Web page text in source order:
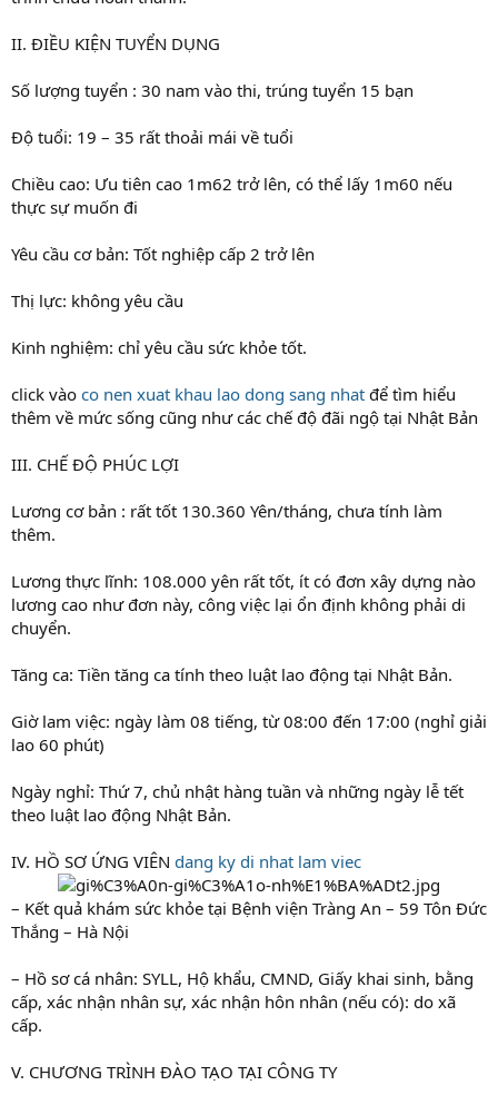
II. ĐIỀU KIỆN TUYỂN DỤNG
Số lượng tuyển : 30 nam vào thi, trúng tuyển 15 bạn
Độ tuổi: 19 – 35 rất thoải mái về tuổi
Chiều cao: Ưu tiên cao 1m62 trở lên, có thể lấy 1m60 nếu
thực sự muốn đi
Yêu cầu cơ bản: Tốt nghiệp cấp 2 trở lên
Thị lực: không yêu cầu
Kinh nghiệm: chỉ yêu cầu sức khỏe tốt.
click vào co nen xuat khau lao dong sang nhat để tìm hiểu
thêm về mức sống cũng như các chế độ đãi ngộ tại Nhật Bản
III. CHẾ ĐỘ PHÚC LỢI
Lương cơ bản : rất tốt 130.360 Yên/tháng, chưa tính làm
thêm.
Lương thực lĩnh: 108.000 yên rất tốt, ít có đơn xây dựng nào
lương cao như đơn này, công việc lại ổn định không phải di
chuyển.
Tăng ca: Tiền tăng ca tính theo luật lao động tại Nhật Bản.
Giờ lam việc: ngày làm 08 tiếng, từ 08:00 đến 17:00 (nghỉ giải
lao 60 phút)
Ngày nghỉ: Thứ 7, chủ nhật hàng tuần và những ngày lễ tết
theo luật lao động Nhật Bản.
IV. HỒ SƠ ỨNG VIÊN dang ky di nhat lam viec
– Kết quả khám sức khỏe tại Bệnh viện Tràng An – 59 Tôn Đức
Thắng – Hà Nội
– Hồ sơ cá nhân: SYLL, Hộ khẩu, CMND, Giấy khai sinh, bằng
cấp, xác nhận nhân sự, xác nhận hôn nhân (nếu có): do xã
cấp.
V. CHƯƠNG TRÌNH ĐÀO TẠO TẠI CÔNG TY